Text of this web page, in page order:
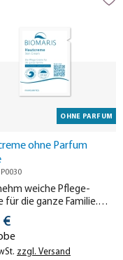
OHNE PARFUM
ohne Parfum
weiche Pflege-
für die ganze Familie.
trockene Hautpartien
gut hautverträglich –
Neurodermitis.
€
zzgl. Versand